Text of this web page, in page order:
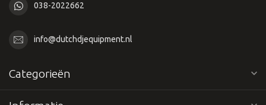
038-2022662
info@dutchdjequipment.nl
Categorieën